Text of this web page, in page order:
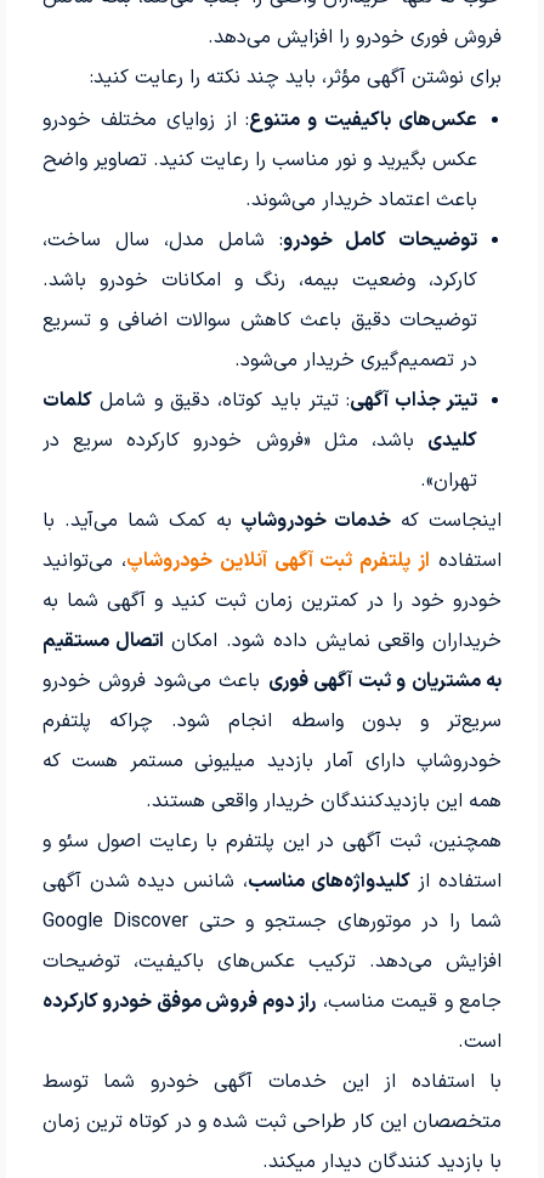
فروش فوری خودرو را افزایش می‌دهد.
برای نوشتن آگهی مؤثر، باید چند نکته را رعایت کنید:
عکس‌های باکیفیت و متنوع: از زوایای مختلف خودرو
عکس بگیرید و نور مناسب را رعایت کنید. تصاویر واضح
باعث اعتماد خریدار می‌شوند.
توضیحات کامل خودرو: شامل مدل، سال ساخت،
کارکرد، وضعیت بیمه، رنگ و امکانات خودرو باشد.
توضیحات دقیق باعث کاهش سوالات اضافی و تسریع
در تصمیم‌گیری خریدار می‌شود.
تیتر جذاب آگهی: تیتر باید کوتاه، دقیق و شاملکلمات
کلیدی باشد، مثل «فروش خودرو کارکرده سریع در
تهران».
اینجاست که خدمات خودروشاپ به کمک شما می‌آید. با
استفاده ازپلتفرم ثبت آگهی آنلاین خودروشاپ، می‌توانید
خودرو خود را در کمترین زمان ثبت کنید و آگهی شما به
خریداران واقعی نمایش داده شود. امکان اتصال مستقیم
به مشتریان و ثبت آگهی فوری باعث می‌شود فروش خودرو
سریع‌تر و بدون واسطه انجام شود. چراکه پلتفرم
خودروشاپ دارای آمار بازدید میلیونی مستمر هست که
همه این بازدیدکنندگان خریدار واقعی هستند.
همچنین، ثبت آگهی در این پلتفرم با رعایت اصول سئو و
استفاده ازکلیدواژه‌های مناسب، شانس دیده شدن آگهی
شما را در موتورهای جستجو و حتی Google Discover
افزایش می‌دهد. ترکیب عکس‌های باکیفیت، توضیحات
جامع و قیمت مناسب، راز دوم فروش موفق خودرو کارکرده
است.
با استفاده از این خدمات آگهی خودرو شما توسط
متخصصان این کار طراحی ثبت شده و در کوتاه ترین زمان
با بازدید کنندگان دیدار میکند.